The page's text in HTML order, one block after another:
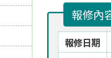
報修內
報修日期